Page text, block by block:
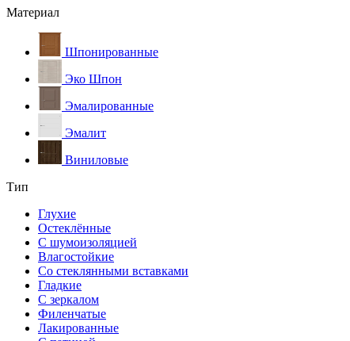
Материал
Шпонированные
Эко Шпон
Эмалированные
Эмалит
Виниловые
Тип
Глухие
Остеклённые
С шумоизоляцией
Влагостойкие
Со стеклянными вставками
Гладкие
С зеркалом
Филенчатые
Лакированные